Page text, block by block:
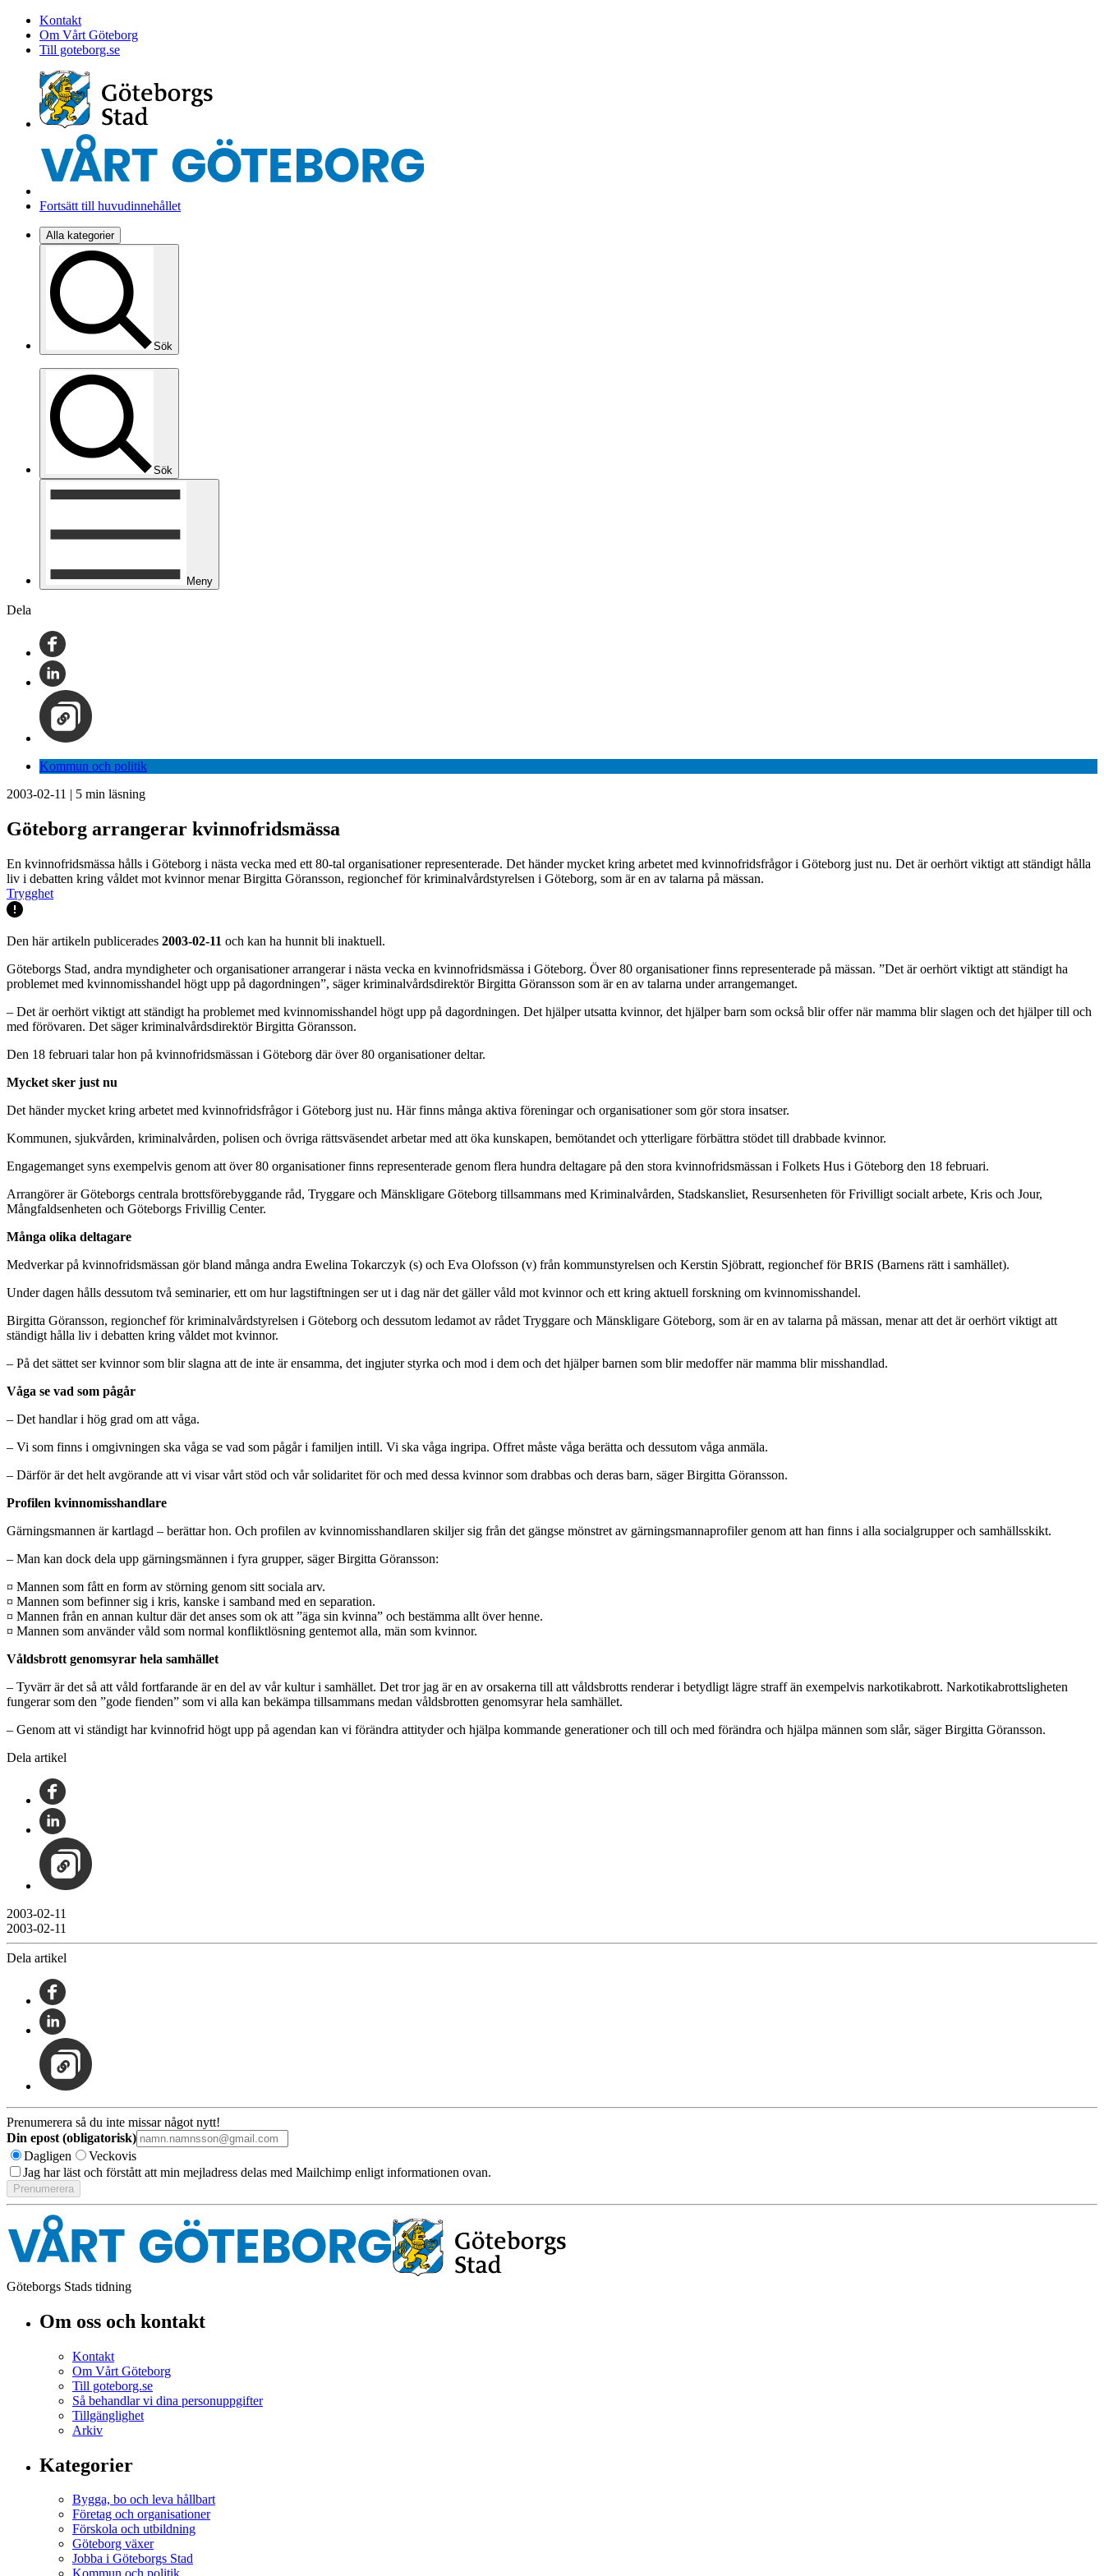
Kontakt
Om Vårt Göteborg
Till goteborg.se
Fortsätt till huvudinnehållet
Alla kategorier
Sök
Sök
Meny
Dela
Kommun och politik
2003-02-11 | 5 min läsning
Göteborg arrangerar kvinnofridsmässa
En kvinnofridsmässa hålls i Göteborg i nästa vecka med ett 80-tal organisationer representerade. Det händer mycket kring arbetet med kvinnofridsfrågor i Göteborg just nu. Det är oerhört viktigt att ständigt hålla
liv i debatten kring våldet mot kvinnor menar Birgitta Göransson, regionchef för kriminalvårdstyrelsen i Göteborg, som är en av talarna på mässan.
Trygghet
Den här artikeln publicerades 2003-02-11 och kan ha hunnit bli inaktuell.
Göteborgs Stad, andra myndigheter och organisationer arrangerar i nästa vecka en kvinnofridsmässa i Göteborg. Över 80 organisationer finns representerade på mässan. ”Det är oerhört viktigt att ständigt ha
problemet med kvinnomisshandel högt upp på dagordningen”, säger kriminalvårdsdirektör Birgitta Göransson som är en av talarna under arrangemanget.
– Det är oerhört viktigt att ständigt ha problemet med kvinnomisshandel högt upp på dagordningen. Det hjälper utsatta kvinnor, det hjälper barn som också blir offer när mamma blir slagen och det hjälper till och
med förövaren. Det säger kriminalvårdsdirektör Birgitta Göransson.
Den 18 februari talar hon på kvinnofridsmässan i Göteborg där över 80 organisationer deltar.
Mycket sker just nu
Det händer mycket kring arbetet med kvinnofridsfrågor i Göteborg just nu. Här finns många aktiva föreningar och organisationer som gör stora insatser.
Kommunen, sjukvården, kriminalvården, polisen och övriga rättsväsendet arbetar med att öka kunskapen, bemötandet och ytterligare förbättra stödet till drabbade kvinnor.
Engagemanget syns exempelvis genom att över 80 organisationer finns representerade genom flera hundra deltagare på den stora kvinnofridsmässan i Folkets Hus i Göteborg den 18 februari.
Arrangörer är Göteborgs centrala brottsförebyggande råd, Tryggare och Mänskligare Göteborg tillsammans med Kriminalvården, Stadskansliet, Resursenheten för Frivilligt socialt arbete, Kris och Jour,
Mångfaldsenheten och Göteborgs Frivillig Center.
Många olika deltagare
Medverkar på kvinnofridsmässan gör bland många andra Ewelina Tokarczyk (s) och Eva Olofsson (v) från kommunstyrelsen och Kerstin Sjöbratt, regionchef för BRIS (Barnens rätt i samhället).
Under dagen hålls dessutom två seminarier, ett om hur lagstiftningen ser ut i dag när det gäller våld mot kvinnor och ett kring aktuell forskning om kvinnomisshandel.
Birgitta Göransson, regionchef för kriminalvårdstyrelsen i Göteborg och dessutom ledamot av rådet Tryggare och Mänskligare Göteborg, som är en av talarna på mässan, menar att det är oerhört viktigt att
ständigt hålla liv i debatten kring våldet mot kvinnor.
– På det sättet ser kvinnor som blir slagna att de inte är ensamma, det ingjuter styrka och mod i dem och det hjälper barnen som blir medoffer när mamma blir misshandlad.
Våga se vad som pågår
– Det handlar i hög grad om att våga.
– Vi som finns i omgivningen ska våga se vad som pågår i familjen intill. Vi ska våga ingripa. Offret måste våga berätta och dessutom våga anmäla.
– Därför är det helt avgörande att vi visar vårt stöd och vår solidaritet för och med dessa kvinnor som drabbas och deras barn, säger Birgitta Göransson.
Profilen kvinnomisshandlare
Gärningsmannen är kartlagd – berättar hon. Och profilen av kvinnomisshandlaren skiljer sig från det gängse mönstret av gärningsmannaprofiler genom att han finns i alla socialgrupper och samhällsskikt.
– Man kan dock dela upp gärningsmännen i fyra grupper, säger Birgitta Göransson:
¤ Mannen som fått en form av störning genom sitt sociala arv.
¤ Mannen som befinner sig i kris, kanske i samband med en separation.
¤ Mannen från en annan kultur där det anses som ok att ”äga sin kvinna” och bestämma allt över henne.
¤ Mannen som använder våld som normal konfliktlösning gentemot alla, män som kvinnor.
Våldsbrott genomsyrar hela samhället
– Tyvärr är det så att våld fortfarande är en del av vår kultur i samhället. Det tror jag är en av orsakerna till att våldsbrotts renderar i betydligt lägre straff än exempelvis narkotikabrott. Narkotikabrottsligheten
fungerar som den ”gode fienden” som vi alla kan bekämpa tillsammans medan våldsbrotten genomsyrar hela samhället.
– Genom att vi ständigt har kvinnofrid högt upp på agendan kan vi förändra attityder och hjälpa kommande generationer och till och med förändra och hjälpa männen som slår, säger Birgitta Göransson.
Dela artikel
2003-02-11
2003-02-11
Dela artikel
Prenumerera så du inte missar något nytt!
Din epost (obligatorisk)
Dagligen
Veckovis
Jag har läst och förstått att min mejladress delas med Mailchimp enligt informationen ovan.
Göteborgs Stads tidning
Om oss och kontakt
Kontakt
Om Vårt Göteborg
Till goteborg.se
Så behandlar vi dina personuppgifter
Tillgänglighet
Arkiv
Kategorier
Bygga, bo och leva hållbart
Företag och organisationer
Förskola och utbildning
Göteborg växer
Jobba i Göteborgs Stad